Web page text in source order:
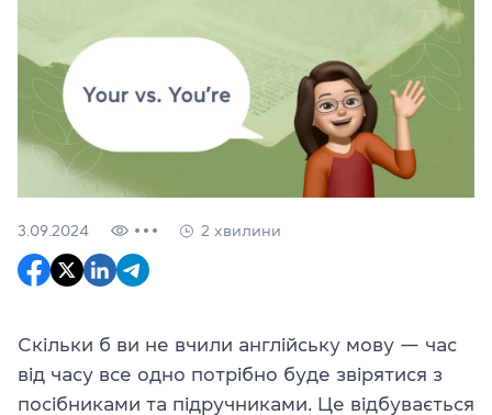
3.09.2024 2 хвилини
Скільки б ви не вчили англійську мову — час
від часу все одно потрібно буде звірятися з
посібниками та підручниками. Це відбувається